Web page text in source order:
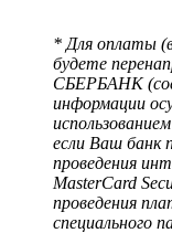
* Для оплаты
будете
СБЕРБАНК
информации
если Ваш банк
проведения
MasterCard
проведения
специального